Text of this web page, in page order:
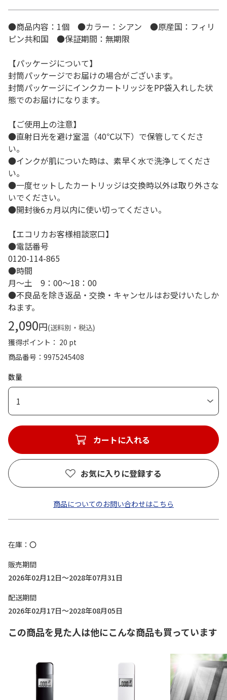
●商品内容：1個 ●カラー：シアン ●原産国：フィリ
ピン共和国 ●保証期間：無期限
【パッケージについて】
封筒パッケージでお届けの場合がございます。
封筒パッケージにインクカートリッジをPP袋入れした状
態でのお届けになります。
【ご使用上の注意】
●直射日光を避け室温（40℃以下）で保管してくださ
い。
●インクが肌についた時は、素早く水で洗浄してくださ
い。
●一度セットしたカートリッジは交換時以外は取り外さな
いでください。
●開封後6ヵ月以内に使い切ってください。
【エコリカお客様相談窓口】
●電話番号
0120-114-865
●時間
月～土 9：00～18：00
●不良品を除き返品・交換・キャンセルはお受けいたしか
ねます。
2,090円(送料別・税込)
獲得ポイント： 20 pt
商品番号
9975245408
数量
1
カートに入れる
お気に入りに登録する
商品についてのお問い合わせはこちら
在庫
〇
販売期間
2026年02月12日～2028年07月31日
配送期間
2026年02月17日～2028年08月05日
この商品を見た人は他にこんな商品も買っています